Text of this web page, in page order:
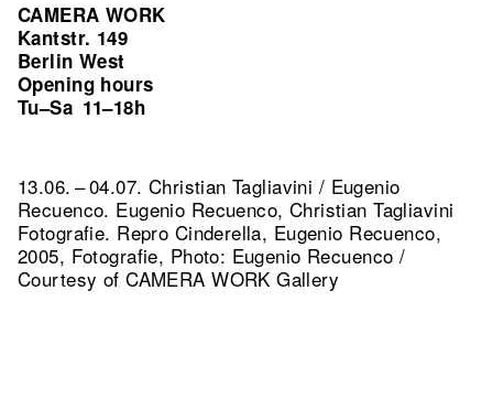
CAMERA WORK
Kantstr. 149
Berlin West
Opening hours
Tu–Sa 11–18h
13.06. – 04.07. Christian Tagliavini / Eugenio
Recuenco. Eugenio Recuenco, Christian Tagliavini
Fotografie. Repro Cinderella, Eugenio Recuenco,
2005, Fotografie, Photo: Eugenio Recuenco /
Courtesy of CAMERA WORK Gallery